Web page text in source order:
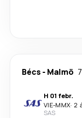
Bécs- Malmö
H 01 febr.
VIE-MMX· 2
SAS